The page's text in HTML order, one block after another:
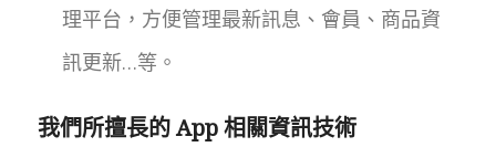
理平台，方便管理最新訊息、會員、商品資
訊更新…等。
我們所擅長的 App 相關資訊技術